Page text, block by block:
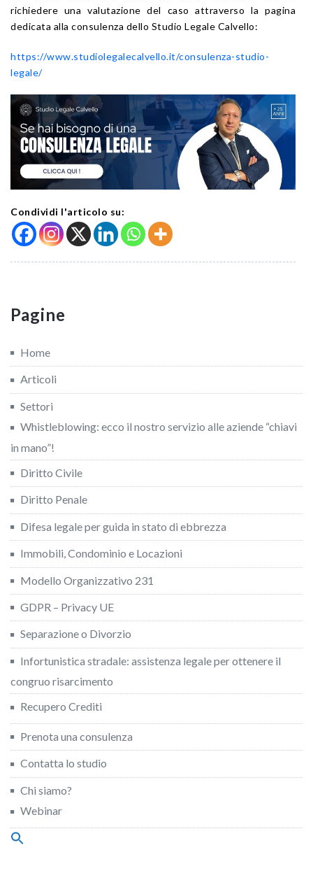
richiedere una valutazione del caso attraverso la pagina
dedicata alla consulenza dello Studio Legale Calvello:
https://www.studiolegalecalvello.it/consulenza-studio-
legale/
Condividi l'articolo su:
Pagine
Home
Articoli
Settori
Whistleblowing: ecco il nostro servizio alle aziende “chiavi
in mano”!
Diritto Civile
Diritto Penale
Difesa legale per guida in stato di ebbrezza
Immobili, Condominio e Locazioni
Modello Organizzativo 231
GDPR – Privacy UE
Separazione o Divorzio
Infortunistica stradale: assistenza legale per ottenere il
congruo risarcimento
Recupero Crediti
Prenota una consulenza
Contatta lo studio
Chi siamo?
Webinar
Search